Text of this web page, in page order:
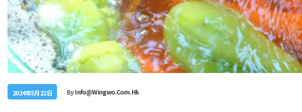
2024年5月22日 ByInfo@wingwo.com.hk